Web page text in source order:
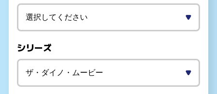
シリーズ